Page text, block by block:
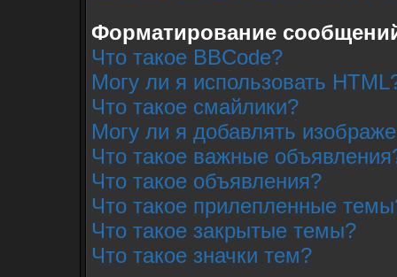
Форматирование
Что такое BBCode?
Могу ли я использовать
Что такое смайлики?
Могу ли я добавлять
Что такое важные
Что такое объявления?
Что такое прилепленные
Что такое закрытые темы?
Что такое значки тем?